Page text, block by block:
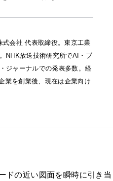
会社 代表取締役。東京工業
NHK放送技術研究所でAI・ブ
ジャーナルでの発表多数。経
業を創業後、現在は企業向け
ドの近い図面を瞬時に引き当